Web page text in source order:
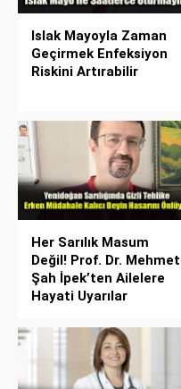
Islak Mayoyla Zaman
Geçirmek Enfeksiyon
Riskini Artırabilir
Her Sarılık Masum
Değil! Prof. Dr. Mehmet
Şah İpek’ten Ailelere
Hayati Uyarılar